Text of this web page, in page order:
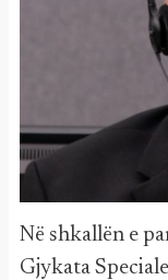
Në shkallën e
Gjykata